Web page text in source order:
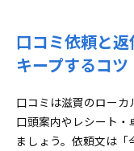
口コミ依頼と
キープするコツ
口コミは滋賀のローカ
口頭案内やレシート・
ましょう。依頼文は